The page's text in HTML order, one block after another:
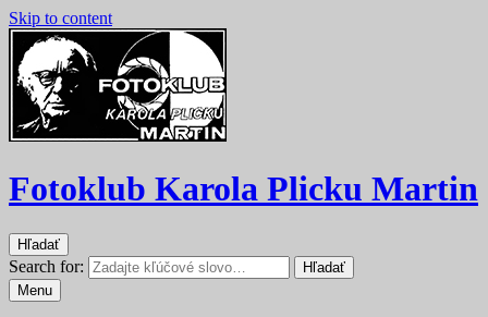
Skip to content
Fotoklub Karola Plicku Martin
Hľadať
Search for:
Hľadať
Menu